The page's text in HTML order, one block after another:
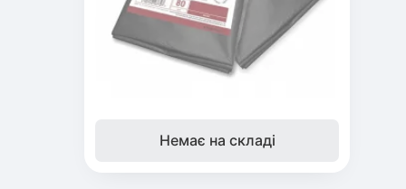
Немає на складі